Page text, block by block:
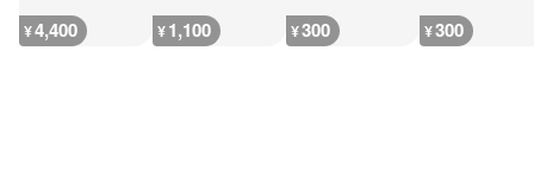
¥4,400 ¥1,100 ¥300 ¥300